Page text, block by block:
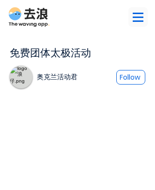
免费团体太极活动
奥克兰活动君 Follow